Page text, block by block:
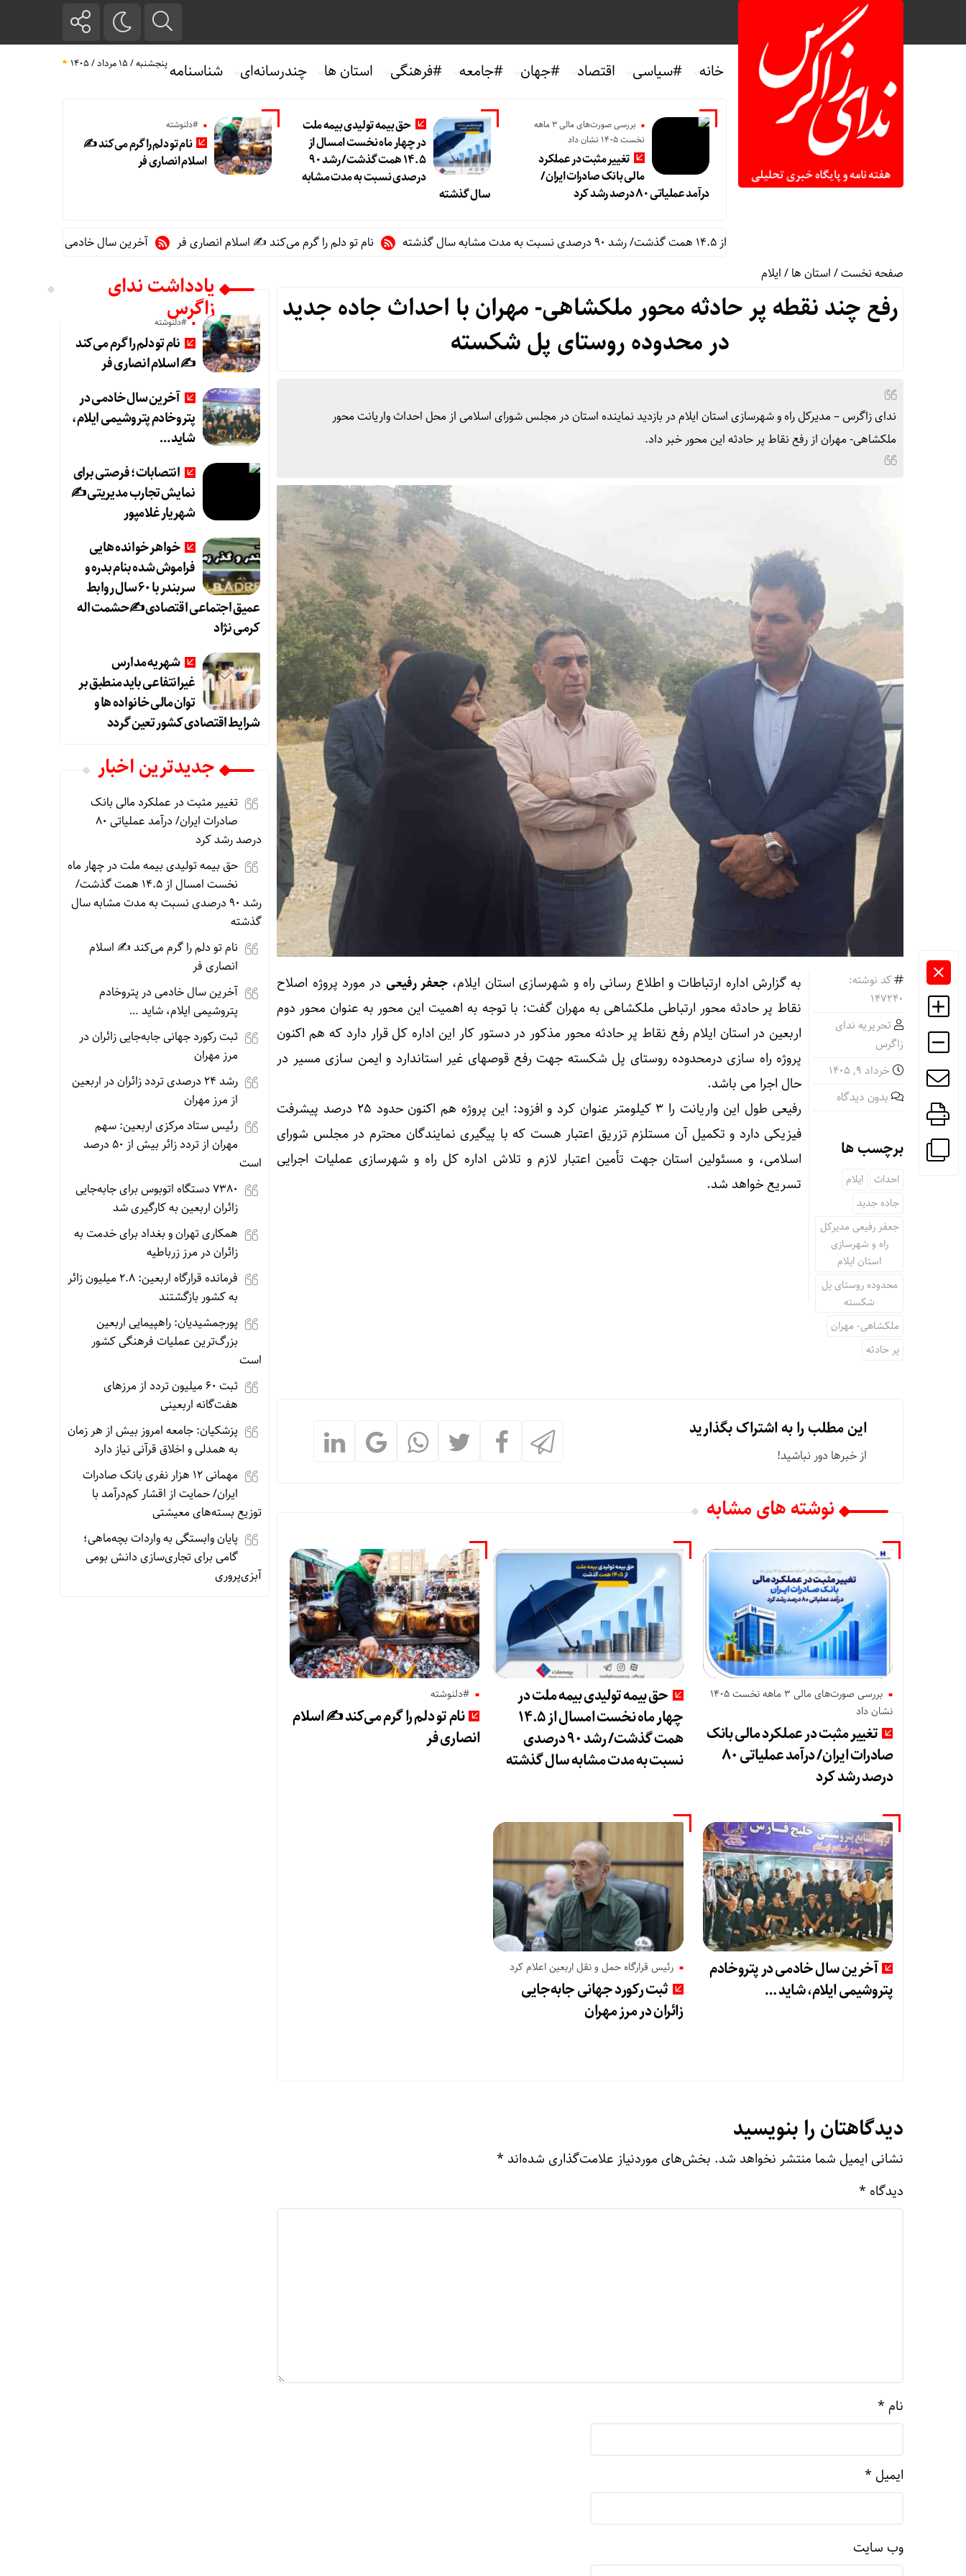
خانه #سیاسی اقتصاد #جهان #جامعه #فرهنگی استان ها چندرسانه‌ای شناسنامهپنجشنبه / ۱۵ مرداد / ۱۴۰۵
بررسی صورت‌های مالی 3 ماهه
نخست 1405 نشان داد
تغییر مثبت در عملکرد
مالی بانک صادرات ایران/
درآمد عملیاتی ۸۰ درصد رشد کرد
حق بیمه تولیدی بیمه ملت
در چهار ماه نخست امسال از
۱۴.۵ همت گذشت/ رشد ۹۰
درصدی نسبت به مدت مشابه
سال گذشته
#دلنوشته
نام تو دلم را گرم می‌کند ✍️
اسلام انصاری فر
نام تو دلم را گرم می‌کند ✍️ اسلام انصاری فر
آخرین سال خادمی در پتروخادم
صفحه نخست/استان ها/ایلام
رفع چند نقطه پر حادثه محور ملکشاهی- مهران با احداث جاده جدید
در محدوده روستای پل شکسته
ندای زاگرس – مدیرکل راه و شهرسازی استان ایلام در بازدید نماینده استان در مجلس شورای اسلامی از محل احداث واریانت محور
ملکشاهی- مهران از رفع نقاط پر حادثه این محور خبر داد.
کد نوشته:
147240
تحریریه ندای
زاگرس
خرداد ۹, ۱۴۰۵
بدون دیدگاه
برچسب ها
احداث
ایلام
جاده جدید
جعفر رفیعی مدیرکل
راه و شهرسازی
استان ایلام
محدوده روستای پل
شکسته
ملکشاهی- مهران
پر حادثه
به گزارش اداره ارتباطات و اطلاع رسانی راه و شهرسازی استان ایلام، جعفر رفیعی در مورد پروژه اصلاح
نقاط پر حادثه محور ارتباطی ملکشاهی به مهران گفت: با توجه به اهمیت این محور به عنوان محور دوم
اربعین در استان ایلام رفع نقاط پر حادثه محور مذکور در دستور کار این اداره کل قرار دارد که هم اکنون
پروژه راه سازی درمحدوده روستای پل شکسته جهت رفع قوصهای غیر استاندارد و ایمن سازی مسیر در
حال اجرا می باشد.
رفیعی طول این واریانت را ۳ کیلومتر عنوان کرد و افزود: این پروژه هم اکنون حدود ۲۵ درصد پیشرفت
فیزیکی دارد و تکمیل آن مستلزم تزریق اعتبار هست که با پیگیری نمایندگان محترم در مجلس شورای
اسلامی، و مسئولین استان جهت تأمین اعتبار لازم و تلاش اداره کل راه و شهرسازی عملیات اجرایی
تسریع خواهد شد.
این مطلب را به اشتراک بگذارید
از خبرها دور نباشید!
نوشته های مشابه
بررسی صورت‌های مالی 3 ماهه نخست 1405
نشان داد
تغییر مثبت در عملکرد مالی بانک
صادرات ایران/ درآمد عملیاتی ۸۰
درصد رشد کرد
حق بیمه تولیدی بیمه ملت در
چهار ماه نخست امسال از ۱۴.۵
همت گذشت/ رشد ۹۰ درصدی
نسبت به مدت مشابه سال گذشته
#دلنوشته
نام تو دلم را گرم می‌کند ✍️ اسلام
انصاری فر
آخرین سال خادمی در پتروخادم
پتروشیمی ایلام، شاید …
رئیس قرارگاه حمل و نقل اربعین اعلام کرد
ثبت رکورد جهانی جابه‌جایی
زائران در مرز مهران
دیدگاهتان را بنویسید
نشانی ایمیل شما منتشر نخواهد شد. بخش‌های موردنیاز علامت‌گذاری شده‌اند *
دیدگاه *
نام *
ایمیل *
وب‌ سایت
یادداشت ندای
زاگرس
#دلنوشته
نام تو دلم را گرم می‌کند
✍️ اسلام انصاری فر
آخرین سال خادمی در
پتروخادم پتروشیمی ایلام،
شاید …
انتصابات؛ فرصتی برای
نمایش تجارب مدیریتی ✍
شهریار غلامپور
خواهر خوانده هایی
فراموش شده بنام بدره و
سربندر با ۶۰ سال روابط
عمیق اجتماعی اقتصادی ✍حشمت اله
کرمی نژاد
شهریه مدارس
غیرانتفاعی باید منطبق بر
توان مالی خانواده ها و
شرایط اقتصادی کشور تعین گردد
جديدترين اخبار
تغییر مثبت در عملکرد مالی بانک
صادرات ایران/ درآمد عملیاتی ۸۰
درصد رشد کرد
حق بیمه تولیدی بیمه ملت در چهار ماه
نخست امسال از ۱۴.۵ همت گذشت/
رشد ۹۰ درصدی نسبت به مدت مشابه سال
گذشته
نام تو دلم را گرم می‌کند ✍️ اسلام
انصاری فر
آخرین سال خادمی در پتروخادم
پتروشیمی ایلام، شاید …
ثبت رکورد جهانی جابه‌جایی زائران در
مرز مهران
رشد ۲۴ درصدی تردد زائران در اربعین
از مرز مهران
رئیس ستاد مرکزی اربعین: سهم
مهران از تردد زائر بیش از ۵۰ درصد
است
۷۳۸۰ دستگاه اتوبوس برای جابه‌جایی
زائران اربعین به‌ کارگیری شد
همکاری تهران و بغداد برای خدمت به
زائران در مرز زرباطیه
فرمانده قرارگاه اربعین: ۲.۸ میلیون زائر
به کشور بازگشتند
پورجمشیدیان: راهپیمایی اربعین
بزرگ‌ترین عملیات فرهنگی کشور
است
ثبت ۶۰ میلیون تردد از مرزهای
هفت‌گانه اربعینی
پزشکیان: جامعه امروز بیش از هر زمان
به همدلی و اخلاق قرآنی نیاز دارد
مهمانی ۱۲ هزار نفری بانک صادرات
ایران/ حمایت از اقشار کم‌درآمد با
توزیع بسته‌های معیشتی
پایان وابستگی به واردات بچه‌ماهی؛
گامی برای تجاری‌سازی دانش بومی
آبزی‌پروری